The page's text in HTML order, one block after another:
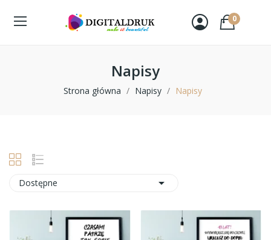
0
Napisy
Strona główna Napisy Napisy
Dostępne 